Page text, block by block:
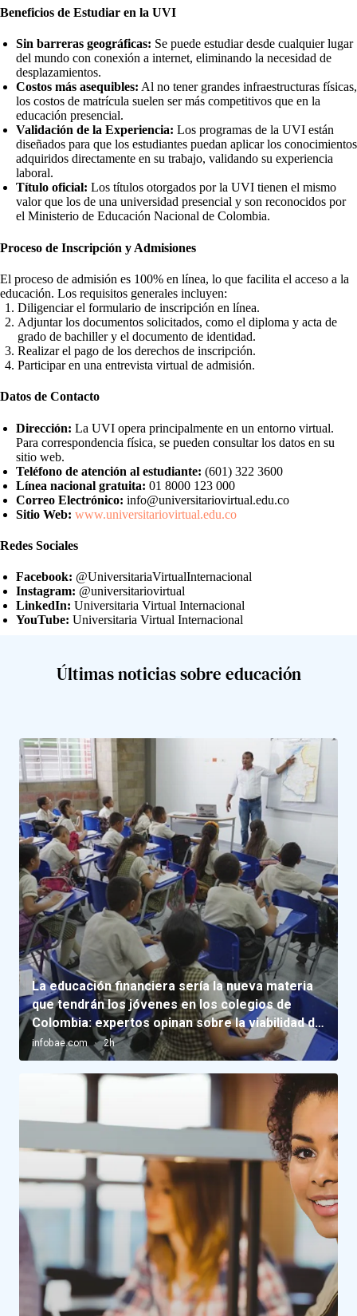
Beneficios de Estudiar en la UVI
Sin barreras geográficas: Se puede estudiar desde cualquier lugar
del mundo con conexión a internet, eliminando la necesidad de
desplazamientos.
Costos más asequibles: Al no tener grandes infraestructuras físicas,
los costos de matrícula suelen ser más competitivos que en la
educación presencial.
Validación de la Experiencia: Los programas de la UVI están
diseñados para que los estudiantes puedan aplicar los conocimientos
adquiridos directamente en su trabajo, validando su experiencia
laboral.
Título oficial: Los títulos otorgados por la UVI tienen el mismo
valor que los de una universidad presencial y son reconocidos por
el Ministerio de Educación Nacional de Colombia.
Proceso de Inscripción y Admisiones
El proceso de admisión es 100% en línea, lo que facilita el acceso a la
educación. Los requisitos generales incluyen:
Diligenciar el formulario de inscripción en línea.
Adjuntar los documentos solicitados, como el diploma y acta de
grado de bachiller y el documento de identidad.
Realizar el pago de los derechos de inscripción.
Participar en una entrevista virtual de admisión.
Datos de Contacto
Dirección: La UVI opera principalmente en un entorno virtual.
Para correspondencia física, se pueden consultar los datos en su
sitio web.
Teléfono de atención al estudiante: (601) 322 3600
Línea nacional gratuita: 01 8000 123 000
Correo Electrónico: info@universitariovirtual.edu.co
Sitio Web: www.universitariovirtual.edu.co
Redes Sociales
Facebook: @UniversitariaVirtualInternacional
Instagram: @universitariovirtual
LinkedIn: Universitaria Virtual Internacional
YouTube: Universitaria Virtual Internacional
Últimas noticias sobre educación